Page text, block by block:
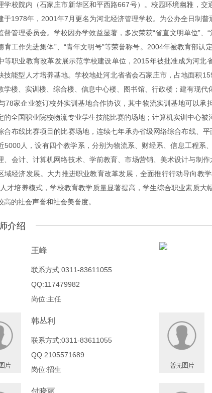
学校院内（石家庄市新华区和平西路667号）。校园环境幽雅，
于1978年，2001年7月更名为河北经济管理学校。为公办全日制
督管理委员会。学校因办学效益显著，多次荣获“省直文明单位”、
育工作先进集体”、“青年文明号”等荣誉称号。2004年被教育部
等职业教育改革发展示范学校建设单位，2015年被批准成为河北
技能型人才培养基地。学校地处河北省省会石家庄市，占地面积
学楼、实训楼、综合楼、信息中心楼、图书馆、行政楼；建有现
78家企业签订校外实训基地合作协议，其中物流实训基地可以承
的全国职业院校物流专业学生技能比赛的场地；计算机实训中心
合布线比赛项目的比赛场地，连续七年承办省级网络综合布线、
5000人，设有四个教学系，分别为物流系、财经系、信息工程系
、会计、计算机网络技术、学前教育、市场营销、美术设计与制
域经济发展。大力推进职业教育改革发展，全面推行行动导向教
才培养模式，学校教育教学质量显著提高，学生综合职业素质大
高的社会声誉和社会美誉度。
介绍
王峰
联系方式:0311-83611055
QQ:117479982
岗位:主任
韩丛利
联系方式:0311-83611055
QQ:2105571689
岗位:招生